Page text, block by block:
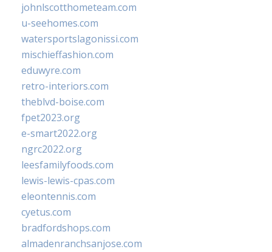
johnlscotthometeam.com
u-seehomes.com
watersportslagonissi.com
mischieffashion.com
eduwyre.com
retro-interiors.com
theblvd-boise.com
fpet2023.org
e-smart2022.org
ngrc2022.org
leesfamilyfoods.com
lewis-lewis-cpas.com
eleontennis.com
cyetus.com
bradfordshops.com
almadenranchsanjose.com